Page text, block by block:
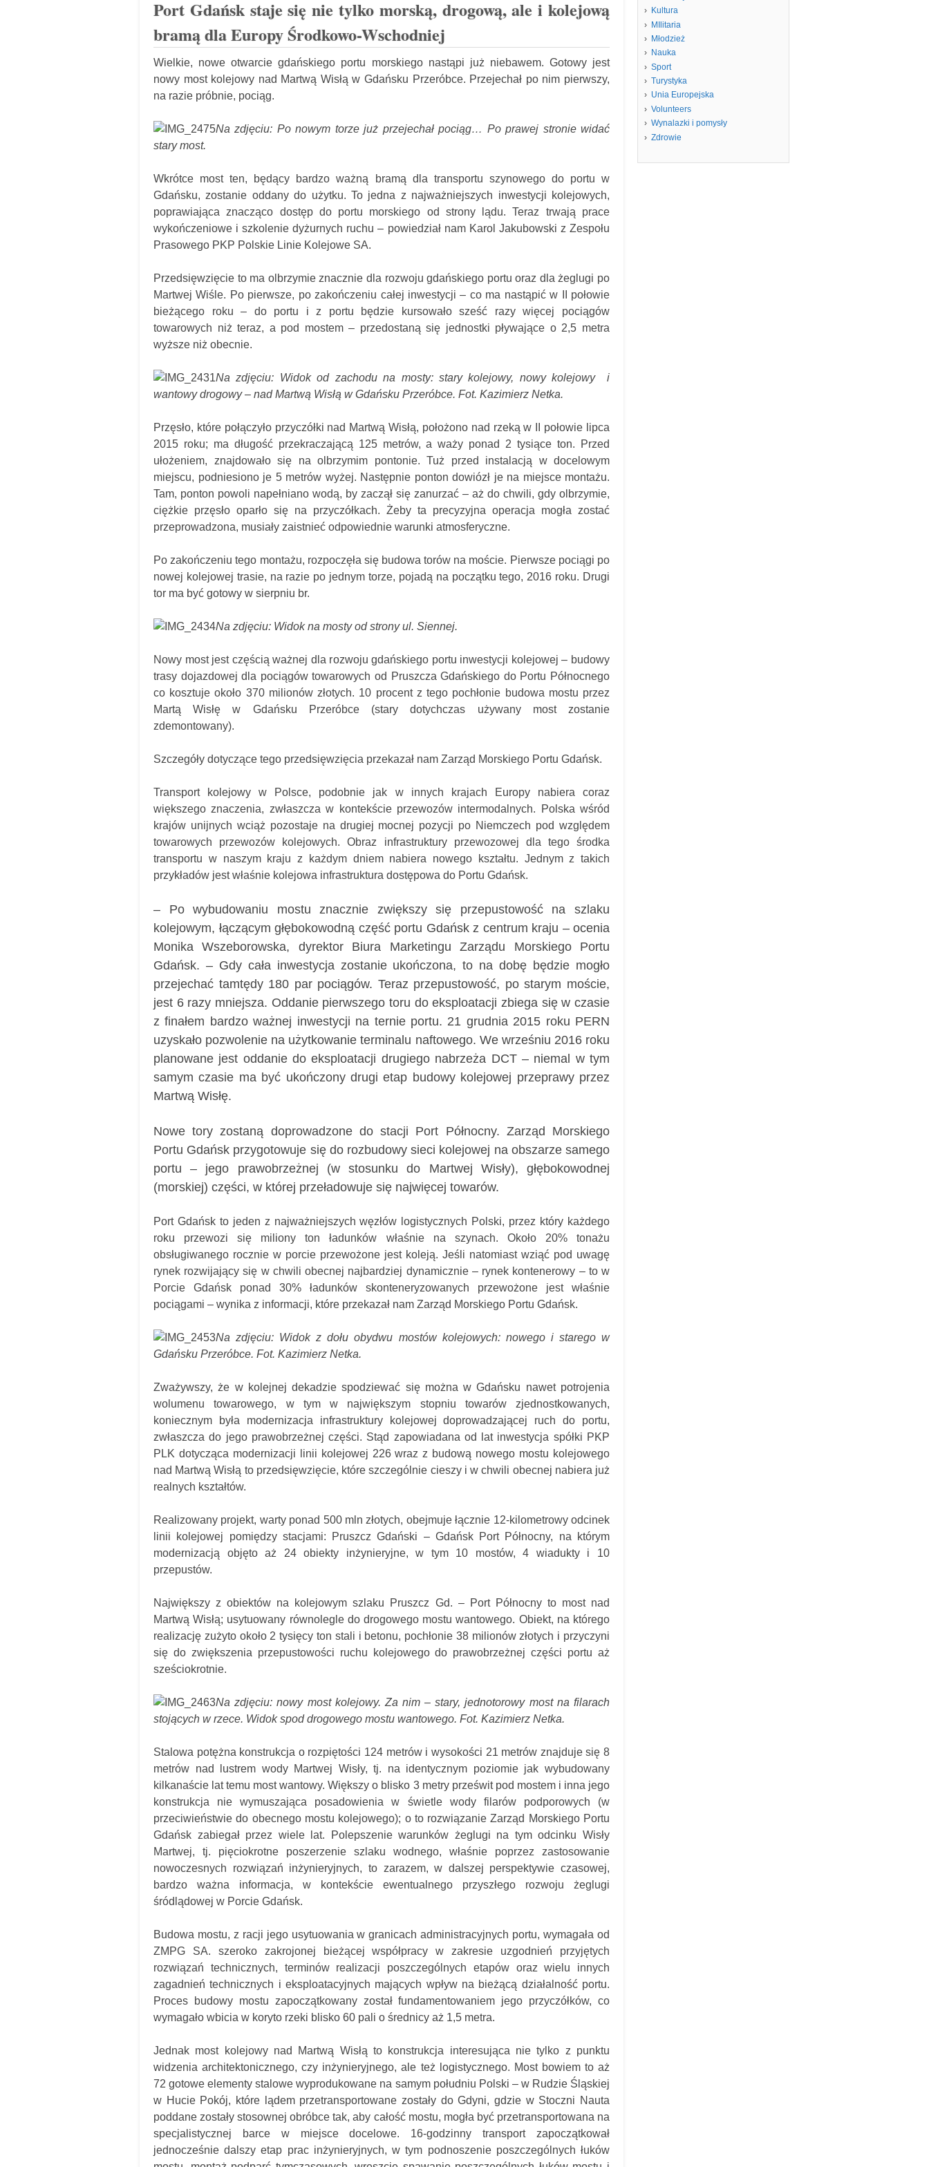
Port Gdańsk staje się nie tylko morską, drogową, ale i kolejową
bramą dla Europy Środkowo-Wschodniej
Wielkie, nowe otwarcie gdańskiego portu morskiego nastąpi już niebawem. Gotowy jest
nowy most kolejowy nad Martwą Wisłą w Gdańsku Przeróbce. Przejechał po nim pierwszy,
na razie próbnie, pociąg.
Na zdjęciu: Po nowym torze już przejechał pociąg… Po prawej stronie widać
stary most.
Wkrótce most ten, będący bardzo ważną bramą dla transportu szynowego do portu w
Gdańsku, zostanie oddany do użytku. To jedna z najważniejszych inwestycji kolejowych,
poprawiająca znacząco dostęp do portu morskiego od strony lądu. Teraz trwają prace
wykończeniowe i szkolenie dyżurnych ruchu – powiedział nam Karol Jakubowski z Zespołu
Prasowego PKP Polskie Linie Kolejowe SA.
Przedsięwzięcie to ma olbrzymie znacznie dla rozwoju gdańskiego portu oraz dla żeglugi po
Martwej Wiśle. Po pierwsze, po zakończeniu całej inwestycji – co ma nastąpić w II połowie
bieżącego roku – do portu i z portu będzie kursowało sześć razy więcej pociągów
towarowych niż teraz, a pod mostem – przedostaną się jednostki pływające o 2,5 metra
wyższe niż obecnie.
Na zdjęciu: Widok od zachodu na mosty: stary kolejowy, nowy kolejowy i
wantowy drogowy – nad Martwą Wisłą w Gdańsku Przeróbce. Fot. Kazimierz Netka.
Przęsło, które połączyło przyczółki nad Martwą Wisłą, położono nad rzeką w II połowie lipca
2015 roku; ma długość przekraczającą 125 metrów, a waży ponad 2 tysiące ton. Przed
ułożeniem, znajdowało się na olbrzymim pontonie. Tuż przed instalacją w docelowym
miejscu, podniesiono je 5 metrów wyżej. Następnie ponton dowiózł je na miejsce montażu.
Tam, ponton powoli napełniano wodą, by zaczął się zanurzać – aż do chwili, gdy olbrzymie,
ciężkie przęsło oparło się na przyczółkach. Żeby ta precyzyjna operacja mogła zostać
przeprowadzona, musiały zaistnieć odpowiednie warunki atmosferyczne.
Po zakończeniu tego montażu, rozpoczęła się budowa torów na moście. Pierwsze pociągi po
nowej kolejowej trasie, na razie po jednym torze, pojadą na początku tego, 2016 roku. Drugi
tor ma być gotowy w sierpniu br.
Na zdjęciu: Widok na mosty od strony ul. Siennej.
Nowy most jest częścią ważnej dla rozwoju gdańskiego portu inwestycji kolejowej – budowy
trasy dojazdowej dla pociągów towarowych od Pruszcza Gdańskiego do Portu Północnego
co kosztuje około 370 milionów złotych. 10 procent z tego pochłonie budowa mostu przez
Martą Wisłę w Gdańsku Przeróbce (stary dotychczas używany most zostanie
zdemontowany).
Szczegóły dotyczące tego przedsięwzięcia przekazał nam Zarząd Morskiego Portu Gdańsk.
Transport kolejowy w Polsce, podobnie jak w innych krajach Europy nabiera coraz
większego znaczenia, zwłaszcza w kontekście przewozów intermodalnych. Polska wśród
krajów unijnych wciąż pozostaje na drugiej mocnej pozycji po Niemczech pod względem
towarowych przewozów kolejowych. Obraz infrastruktury przewozowej dla tego środka
transportu w naszym kraju z każdym dniem nabiera nowego kształtu. Jednym z takich
przykładów jest właśnie kolejowa infrastruktura dostępowa do Portu Gdańsk.
– Po wybudowaniu mostu znacznie zwiększy się przepustowość na szlaku
kolejowym, łączącym głębokowodną część portu Gdańsk z centrum kraju – ocenia
Monika Wszeborowska, dyrektor Biura Marketingu Zarządu Morskiego Portu
Gdańsk. – Gdy cała inwestycja zostanie ukończona, to na dobę będzie mogło
przejechać tamtędy 180 par pociągów. Teraz przepustowość, po starym moście,
jest 6 razy mniejsza. Oddanie pierwszego toru do eksploatacji zbiega się w czasie
z finałem bardzo ważnej inwestycji na ternie portu. 21 grudnia 2015 roku PERN
uzyskało pozwolenie na użytkowanie terminalu naftowego. We wrześniu 2016 roku
planowane jest oddanie do eksploatacji drugiego nabrzeża DCT – niemal w tym
samym czasie ma być ukończony drugi etap budowy kolejowej przeprawy przez
Martwą Wisłę.
Nowe tory zostaną doprowadzone do stacji Port Północny. Zarząd Morskiego
Portu Gdańsk przygotowuje się do rozbudowy sieci kolejowej na obszarze samego
portu – jego prawobrzeżnej (w stosunku do Martwej Wisły), głębokowodnej
(morskiej) części, w której przeładowuje się najwięcej towarów.
Port Gdańsk to jeden z najważniejszych węzłów logistycznych Polski, przez który każdego
roku przewozi się miliony ton ładunków właśnie na szynach. Około 20% tonażu
obsługiwanego rocznie w porcie przewożone jest koleją. Jeśli natomiast wziąć pod uwagę
rynek rozwijający się w chwili obecnej najbardziej dynamicznie – rynek kontenerowy – to w
Porcie Gdańsk ponad 30% ładunków skonteneryzowanych przewożone jest właśnie
pociągami – wynika z informacji, które przekazał nam Zarząd Morskiego Portu Gdańsk.
Na zdjęciu: Widok z dołu obydwu mostów kolejowych: nowego i starego w
Gdańsku Przeróbce. Fot. Kazimierz Netka.
Zważywszy, że w kolejnej dekadzie spodziewać się można w Gdańsku nawet potrojenia
wolumenu towarowego, w tym w największym stopniu towarów zjednostkowanych,
koniecznym była modernizacja infrastruktury kolejowej doprowadzającej ruch do portu,
zwłaszcza do jego prawobrzeżnej części. Stąd zapowiadana od lat inwestycja spółki PKP
PLK dotycząca modernizacji linii kolejowej 226 wraz z budową nowego mostu kolejowego
nad Martwą Wisłą to przedsięwzięcie, które szczególnie cieszy i w chwili obecnej nabiera już
realnych kształtów.
Realizowany projekt, warty ponad 500 mln złotych, obejmuje łącznie 12-kilometrowy odcinek
linii kolejowej pomiędzy stacjami: Pruszcz Gdański – Gdańsk Port Północny, na którym
modernizacją objęto aż 24 obiekty inżynieryjne, w tym 10 mostów, 4 wiadukty i 10
przepustów.
Największy z obiektów na kolejowym szlaku Pruszcz Gd. – Port Północny to most nad
Martwą Wisłą; usytuowany równolegle do drogowego mostu wantowego. Obiekt, na którego
realizację zużyto około 2 tysięcy ton stali i betonu, pochłonie 38 milionów złotych i przyczyni
się do zwiększenia przepustowości ruchu kolejowego do prawobrzeżnej części portu aż
sześciokrotnie.
Na zdjęciu: nowy most kolejowy. Za nim – stary, jednotorowy most na filarach
stojących w rzece. Widok spod drogowego mostu wantowego. Fot. Kazimierz Netka.
Stalowa potężna konstrukcja o rozpiętości 124 metrów i wysokości 21 metrów znajduje się 8
metrów nad lustrem wody Martwej Wisły, tj. na identycznym poziomie jak wybudowany
kilkanaście lat temu most wantowy. Większy o blisko 3 metry prześwit pod mostem i inna jego
konstrukcja nie wymuszająca posadowienia w świetle wody filarów podporowych (w
przeciwieństwie do obecnego mostu kolejowego); o to rozwiązanie Zarząd Morskiego Portu
Gdańsk zabiegał przez wiele lat. Polepszenie warunków żeglugi na tym odcinku Wisły
Martwej, tj. pięciokrotne poszerzenie szlaku wodnego, właśnie poprzez zastosowanie
nowoczesnych rozwiązań inżynieryjnych, to zarazem, w dalszej perspektywie czasowej,
bardzo ważna informacja, w kontekście ewentualnego przyszłego rozwoju żeglugi
śródlądowej w Porcie Gdańsk.
Budowa mostu, z racji jego usytuowania w granicach administracyjnych portu, wymagała od
ZMPG SA. szeroko zakrojonej bieżącej współpracy w zakresie uzgodnień przyjętych
rozwiązań technicznych, terminów realizacji poszczególnych etapów oraz wielu innych
zagadnień technicznych i eksploatacyjnych mających wpływ na bieżącą działalność portu.
Proces budowy mostu zapoczątkowany został fundamentowaniem jego przyczółków, co
wymagało wbicia w koryto rzeki blisko 60 pali o średnicy aż 1,5 metra.
Jednak most kolejowy nad Martwą Wisłą to konstrukcja interesująca nie tylko z punktu
widzenia architektonicznego, czy inżynieryjnego, ale też logistycznego. Most bowiem to aż
72 gotowe elementy stalowe wyprodukowane na samym południu Polski – w Rudzie Śląskiej
w Hucie Pokój, które lądem przetransportowane zostały do Gdyni, gdzie w Stoczni Nauta
poddane zostały stosownej obróbce tak, aby całość mostu, mogła być przetransportowana na
specjalistycznej barce w miejsce docelowe. 16-godzinny transport zapoczątkował
jednocześnie dalszy etap prac inżynieryjnych, w tym podnoszenie poszczególnych łuków
Kultura
MIlitaria
Młodzież
Nauka
Sport
Turystyka
Unia Europejska
Volunteers
Wynalazki i pomysły
Zdrowie